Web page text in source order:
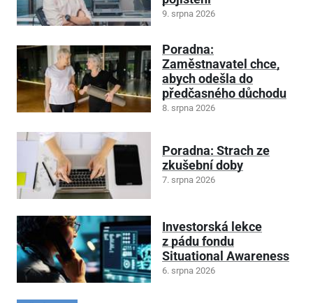
9. srpna 2026
Poradna:
Zaměstnavatel chce,
abych odešla do
předčasného důchodu
8. srpna 2026
Poradna: Strach ze
zkušební doby
7. srpna 2026
Investorská lekce
z pádu fondu
Situational Awareness
6. srpna 2026